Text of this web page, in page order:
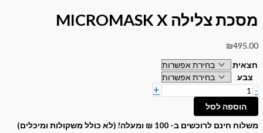
מסכת צלילה MICROMASK X
₪495.00
חצאית
צבע
-
+
הוספה לסל
משלוח חינם לרוכשים ב- 100 ₪ ומעלה! (לא כולל משקולות ומיכלים)